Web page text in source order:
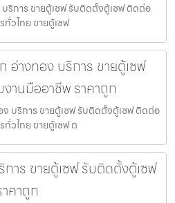
ริการ ขายตู้เซฟ รับติดตั้งตู้เซฟ ติดต่อ
วไทย ขายตู้เซฟ
อ่างทอง บริการ ขายตู้เซฟ
านมืออาชีพ ราคาถูก
ง บริการ ขายตู้เซฟ รับติดตั้งตู้เซฟ ติดต่อ
วไทย ขายตู้เซฟ ต
าร ขายตู้เซฟ รับติดตั้งตู้เซฟ
คาถูก